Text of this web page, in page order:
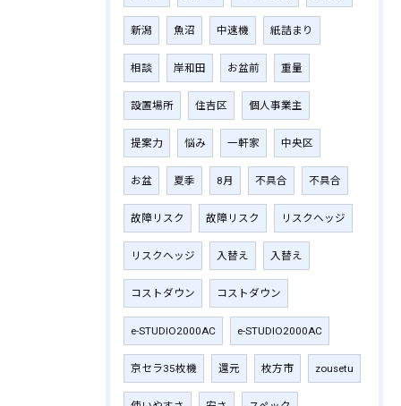
新潟 魚沼 中速機 紙詰まり
相談 岸和田 お盆前 重量
設置場所 住吉区 個人事業主
提案力 悩み 一軒家 中央区
お盆 夏季 8月 不具合 不具合
故障リスク 故障リスク リスクヘッジ
リスクヘッジ 入替え 入替え
コストダウン コストダウン
e-STUDIO2000AC e-STUDIO2000AC
京セラ35枚機 還元 枚方市 zousetu